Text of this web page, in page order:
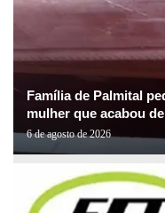
Família de Palmital
mulher que acabou
6 de agosto de 2026